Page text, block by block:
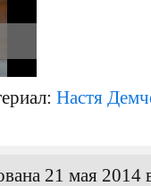
Настя
21 мая 2014